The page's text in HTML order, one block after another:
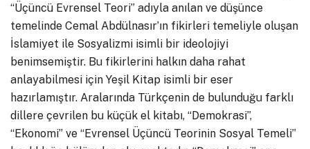
“Üçüncü Evrensel Teori” adıyla anılan ve düşünce
temelinde Cemal Abdülnasır’ın fikirleri temeliyle oluşan
İslamiyet ile Sosyalizmi isimli bir ideolojiyi
benimsemiştir. Bu fikirlerini halkın daha rahat
anlayabilmesi için Yeşil Kitap isimli bir eser
hazırlamıştır. Aralarında Türkçenin de bulunduğu farklı
dillere çevrilen bu küçük el kitabı, “Demokrasi”,
“Ekonomi” ve “Evrensel Üçüncü Teorinin Sosyal Temeli”